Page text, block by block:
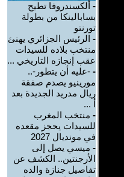
- ألكسندروفا تطيح
بسابالينكا من بطولة
تورنتو
- الرئيس الجزائري يهنئ
منتخب بلاده للسيدات
عقب إنجازه التاريخي ...
- -عليه أن يتطور-..
مورينيو يصدم صفقة
ريال مدريد الجديدة بعد
أ ...
- منتخب المغرب
للسيدات يحجز مقعده
في مونديال 2027
- ميسي يصل إلى
الأرجنتين.. الكشف عن
تفاصيل جنازة والده